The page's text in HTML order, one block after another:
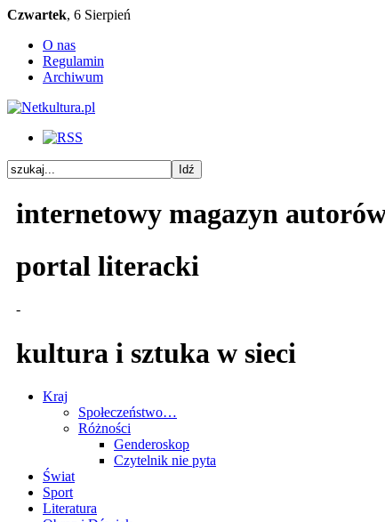
Czwartek, 6 Sierpień
O nas
Regulamin
Archiwum
internetowy magazyn
portal literacki
-
kultura i sztuka w sieci
Kraj
Społeczeństwo…
Różności
Genderoskop
Czytelnik nie pyta
Świat
Sport
Literatura